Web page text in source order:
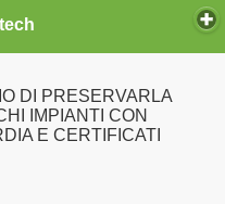
DI PRESERVARLA
IMPIANTI CON
E CERTIFICATI